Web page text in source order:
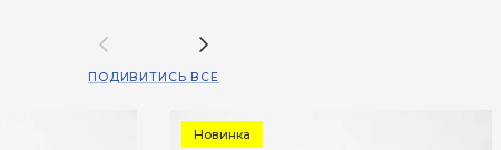
Назад Далі
ПОДИВИТИСЬ ВСЕ
Новинка